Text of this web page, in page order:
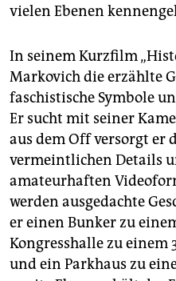
vielen Ebenen
In seinem Kurzfilm
Markovich die erzählte
faschistische Symbole
Er sucht mit seiner
aus dem Off versorgt er
vermeintlichen Details
amateurhaften
werden ausgedachte
er einen Bunker zu
Kongresshalle zu
und ein Parkhaus zu